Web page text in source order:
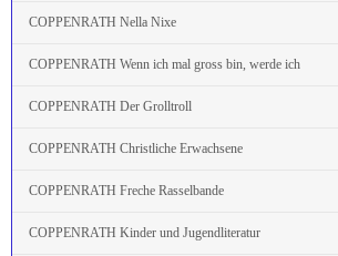
COPPENRATH Nella Nixe
COPPENRATH Wenn ich mal gross bin, werde ich
COPPENRATH Der Grolltroll
COPPENRATH Christliche Erwachsene
COPPENRATH Freche Rasselbande
COPPENRATH Kinder und Jugendliteratur